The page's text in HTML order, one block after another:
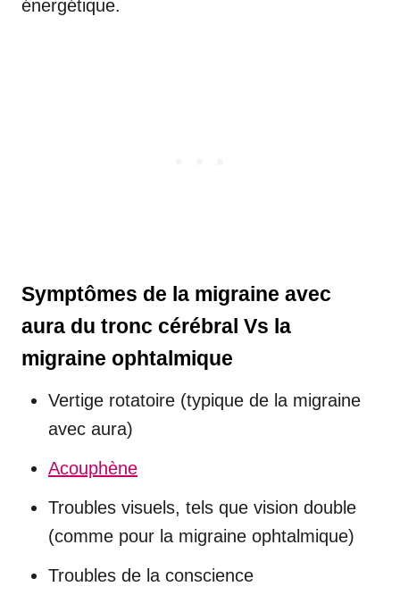
énergétique.
Symptômes de la migraine avec
aura du tronc cérébral Vs la
migraine ophtalmique
Vertige rotatoire (typique de la migraine
avec aura)
Acouphène
Troubles visuels, tels que vision double
(comme pour la migraine ophtalmique)
Troubles de la conscience